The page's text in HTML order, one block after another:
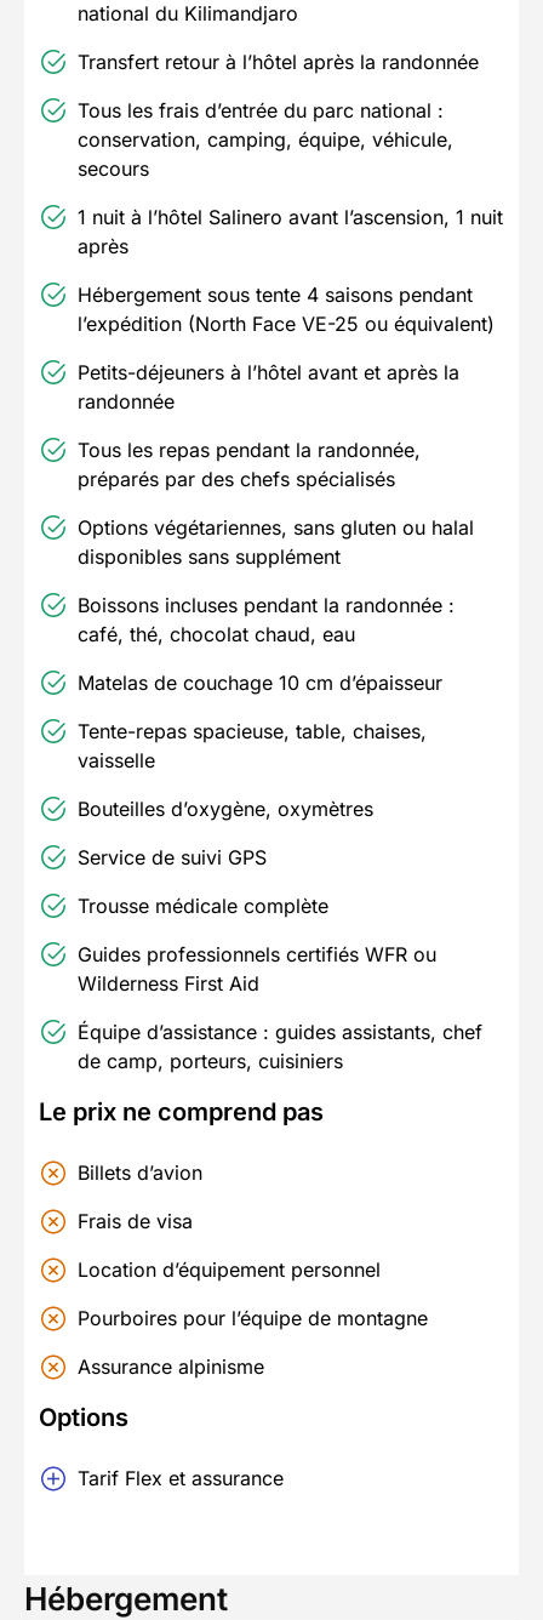
national du Kilimandjaro
Transfert retour à l’hôtel après la randonnée
Tous les frais d’entrée du parc national :
conservation, camping, équipe, véhicule,
secours
1 nuit à l’hôtel Salinero avant l’ascension, 1 nuit
après
Hébergement sous tente 4 saisons pendant
l’expédition (North Face VE-25 ou équivalent)
Petits-déjeuners à l’hôtel avant et après la
randonnée
Tous les repas pendant la randonnée,
préparés par des chefs spécialisés
Options végétariennes, sans gluten ou halal
disponibles sans supplément
Boissons incluses pendant la randonnée :
café, thé, chocolat chaud, eau
Matelas de couchage 10 cm d’épaisseur
Tente-repas spacieuse, table, chaises,
vaisselle
Bouteilles d’oxygène, oxymètres
Service de suivi GPS
Trousse médicale complète
Guides professionnels certifiés WFR ou
Wilderness First Aid
Équipe d’assistance : guides assistants, chef
de camp, porteurs, cuisiniers
Le prix ne comprend pas
Billets d’avion
Frais de visa
Location d’équipement personnel
Pourboires pour l’équipe de montagne
Assurance alpinisme
Options
Tarif Flex et assurance
Hébergement